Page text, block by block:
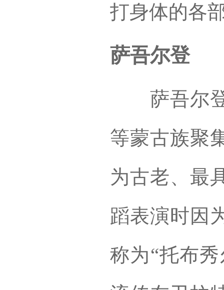
打身体的各
萨吾尔登
萨吾尔登
等蒙古族聚
为古老、最
蹈表演时因
称为“托布